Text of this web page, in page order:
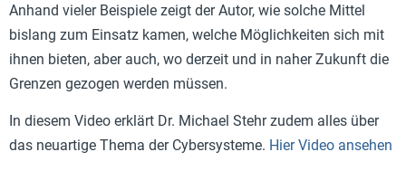
Anhand vieler Beispiele zeigt der Autor, wie solche Mittel
bislang zum Einsatz kamen, welche Möglichkeiten sich mit
ihnen bieten, aber auch, wo derzeit und in naher Zukunft die
Grenzen gezogen werden müssen.
In diesem Video erklärt Dr. Michael Stehr zudem alles über
das neuartige Thema der Cybersysteme. Hier Video ansehen